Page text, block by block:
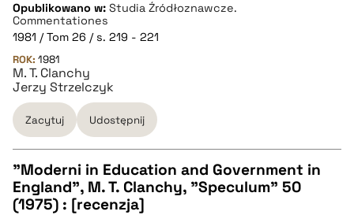
Opublikowano w: Studia Źródłoznawcze.
Commentationes
1981 / Tom 26 / s. 219 - 221
ROK: 1981
M. T. Clanchy
Jerzy Strzelczyk
Zacytuj Udostępnij
CZYSTY TEKST
"Moderni in Education and Government in
England", M. T. Clanchy, "Speculum" 50
(1975) : [recenzja]